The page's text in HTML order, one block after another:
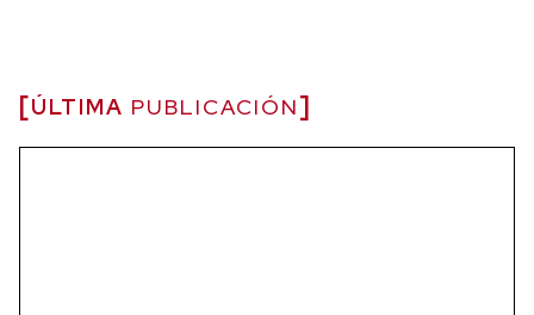
ÚLTIMA PUBLICACIÓN